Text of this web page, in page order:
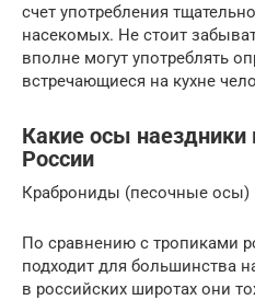
счет употребления
насекомых. Не стоит
вполне могут употреблять
встречающиеся на кухне
Какие осы наездники
России
Краброниды (песочные осы)
По сравнению с тропиками
подходит для большинства
в российских широтах они